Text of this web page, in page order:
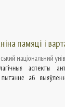
памяцi i
національний
аспекты
пытанне аб